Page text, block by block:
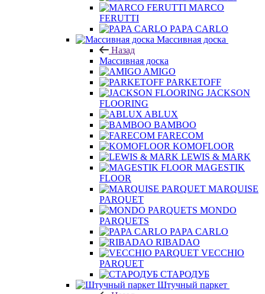
MARCO
FERUTTI
PAPA CARLO
Массивная доска
Назад
Массивная доска
AMIGO
PARKETOFF
JACKSON
FLOORING
ABLUX
BAMBOO
FARECOM
KOMOFLOOR
LEWIS & MARK
MAGESTIK
FLOOR
MARQUISE
PARQUET
MONDO
PARQUETS
PAPA CARLO
RIBADAO
VECCHIO
PARQUET
СТАРОДУБ
Штучный паркет